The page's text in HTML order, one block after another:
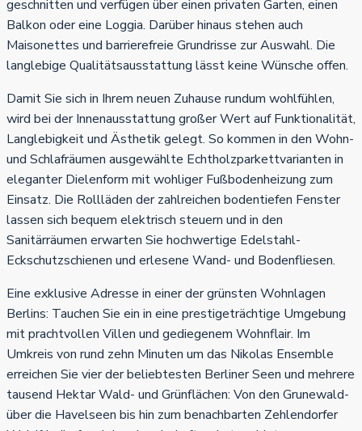
geschnitten und verfügen über einen privaten Garten, einen
Balkon oder eine Loggia. Darüber hinaus stehen auch
Maisonettes und barrierefreie Grundrisse zur Auswahl. Die
langlebige Qualitätsausstattung lässt keine Wünsche offen.
Damit Sie sich in Ihrem neuen Zuhause rundum wohlfühlen,
wird bei der Innenausstattung großer Wert auf Funktionalität,
Langlebigkeit und Ästhetik gelegt. So kommen in den Wohn-
und Schlafräumen ausgewählte Echtholzparkettvarianten in
eleganter Dielenform mit wohliger Fußbodenheizung zum
Einsatz. Die Rollläden der zahlreichen bodentiefen Fenster
lassen sich bequem elektrisch steuern und in den
Sanitärräumen erwarten Sie hochwertige Edelstahl-
Eckschutzschienen und erlesene Wand- und Bodenfliesen.
Eine exklusive Adresse in einer der grünsten Wohnlagen
Berlins: Tauchen Sie ein in eine prestigeträchtige Umgebung
mit prachtvollen Villen und gediegenem Wohnflair. Im
Umkreis von rund zehn Minuten um das Nikolas Ensemble
erreichen Sie vier der beliebtesten Berliner Seen und mehrere
tausend Hektar Wald- und Grünflächen: Von den Grunewald-
über die Havelseen bis hin zum benachbarten Zehlendorfer